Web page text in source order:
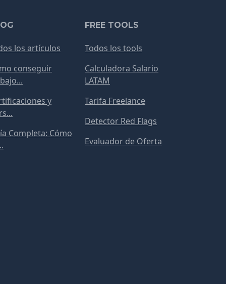
los artículos
conseguir
y
Completa: Cómo
FREE TOOLS
Todos los tools
Calculadora Salario
LATAM
Tarifa Freelance
Detector Red Flags
Evaluador de Oferta